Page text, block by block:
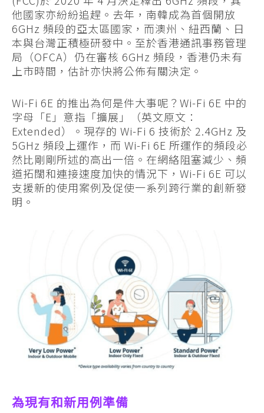
他國家亦紛紛追趕。去年，南韓成為首個開放
6GHz 頻段的亞太區國家，而澳州、紐西蘭、日
本與台灣正積極研發中。至於香港通訊事務管理
局（OFCA）仍在審核 6GHz 頻段，香港仍未有
上市時間，估計亦快將公佈有關決定。
Wi-Fi 6E 的推出為何是件大事呢？Wi-Fi 6E 中的
字母「E」意指「擴展」（英文原文：
Extended）。現存的 Wi-Fi 6 技術於 2.4GHz 及
5GHz 頻段上運作，而 Wi-Fi 6E 所運作的頻段必
然比剛剛所述的高出一倍。在網絡阻塞減少、頻
道拓闊和連接速度加快的情況下，Wi-Fi 6E 可以
支援新的使用案例及促使一系列跨行業的創新發
明。
為現有和新用例準備